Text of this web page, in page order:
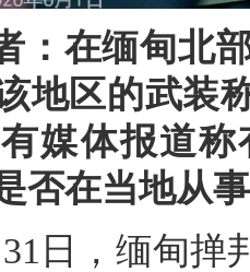
：在缅甸北
地区的武装
媒体报道
否在当地从
日，缅甸掸